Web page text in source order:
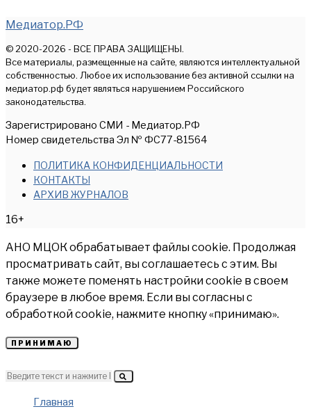
Медиатор.РФ
© 2020-2026 - ВСЕ ПРАВА ЗАЩИЩЕНЫ.
Все материалы, размещенные на сайте, являются интеллектуальной
собственностью. Любое их использование без активной ссылки на
медиатор.рф будет являться нарушением Российского
законодательства.
Зарегистрировано СМИ - Медиатор.РФ
Номер свидетельства Эл № ФС77-81564
ПОЛИТИКА КОНФИДЕНЦИАЛЬНОСТИ
КОНТАКТЫ
АРХИВ ЖУРНАЛОВ
16+
АНО МЦОК обрабатывает файлы cookie. Продолжая
просматривать сайт, вы соглашаетесь с этим. Вы
также можете поменять настройки cookie в своем
браузере в любое время. Если вы согласны с
обработкой cookie, нажмите кнопку «принимаю».
ПРИНИМАЮ
Главная